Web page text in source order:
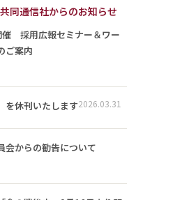
同通信社からのお知らせ
採用広報セミナー＆ワー
ご案内
を休刊いたします2026.03.31
会からの勧告について